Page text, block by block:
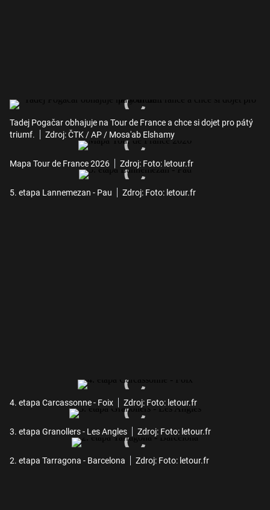
Tadej Pogačar obhajuje na Tour de France a chce si dojet pro pátý
triumf.
Zdroj: ČTK / AP / Mosa'ab Elshamy
Mapa Tour de France 2026 Zdroj: Foto: letour.fr
5. etapa Lannemezan - Pau Zdroj: Foto: letour.fr
4. etapa Carcassonne - Foix Zdroj: Foto: letour.fr
3. etapa Granollers - Les Angles Zdroj: Foto: letour.fr
2. etapa Tarragona - Barcelona Zdroj: Foto: letour.fr